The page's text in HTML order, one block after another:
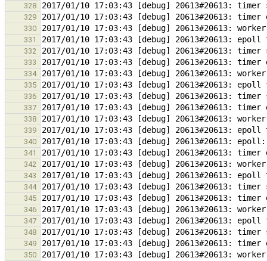
328
329
330
331
332
333
334
335
336
337
338
339
340
341
342
343
344
345
346
347
348
349
350